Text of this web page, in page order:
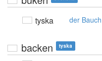
tyska der Bauch
backen tyska